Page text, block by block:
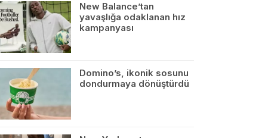
New Balance’tan
yavaşlığa odaklanan hız
kampanyası
Domino’s, ikonik sosunu
dondurmaya dönüştürdü